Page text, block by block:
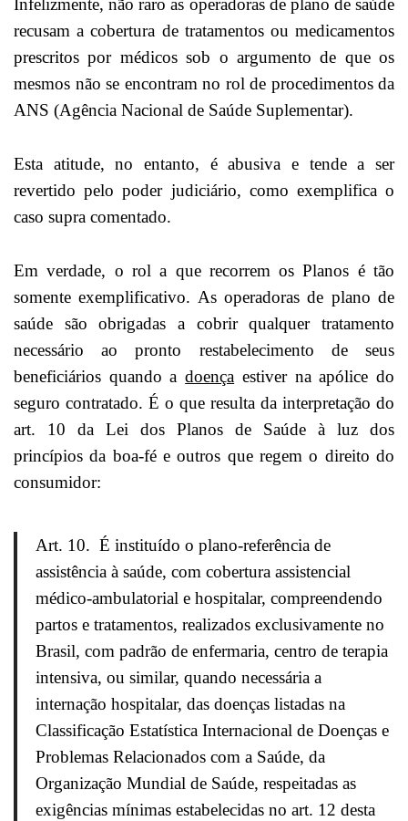
Infelizmente, não raro as operadoras de plano de saúde
recusam a cobertura de tratamentos ou medicamentos
prescritos por médicos sob o argumento de que os
mesmos não se encontram no rol de procedimentos da
ANS (Agência Nacional de Saúde Suplementar).
Esta atitude, no entanto, é abusiva e tende a ser
revertido pelo poder judiciário, como exemplifica o
caso supra comentado.
Em verdade, o rol a que recorrem os Planos é tão
somente exemplificativo. As operadoras de plano de
saúde são obrigadas a cobrir qualquer tratamento
necessário ao pronto restabelecimento de seus
beneficiários quando adoença estiver na apólice do
seguro contratado. É o que resulta da interpretação do
art. 10 da Lei dos Planos de Saúde à luz dos
princípios da boa-fé e outros que regem o direito do
consumidor:
Art. 10. É instituído o plano-referência de
assistência à saúde, com cobertura assistencial
médico-ambulatorial e hospitalar, compreendendo
partos e tratamentos, realizados exclusivamente no
Brasil, com padrão de enfermaria, centro de terapia
intensiva, ou similar, quando necessária a
internação hospitalar, das doenças listadas na
Classificação Estatística Internacional de Doenças e
Problemas Relacionados com a Saúde, da
Organização Mundial de Saúde, respeitadas as
exigências mínimas estabelecidas no art. 12 desta